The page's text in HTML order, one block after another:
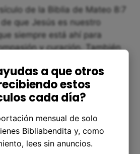
de la Biblia de Mateo 8:7
que Jesús es nuestro
siempre está ahí para
y curación. También
de tener fe en Él y de
para traernos la curación que
pasaje bíblico sea una
y esperanza para todos los
a que otros
estos
cada día?
mensual de solo
Bibliabendita y, como
lees sin anuncios.